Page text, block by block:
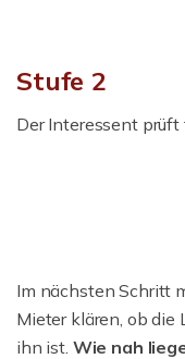
Stufe 2
Der Interessent prüft
Im nächsten Schritt
Mieter klären, ob die
ihn ist. Wie nah